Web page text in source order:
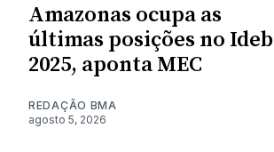
Amazonas ocupa as
últimas posições no Ideb
2025, aponta MEC
REDAÇÃO BMA
agosto 5, 2026